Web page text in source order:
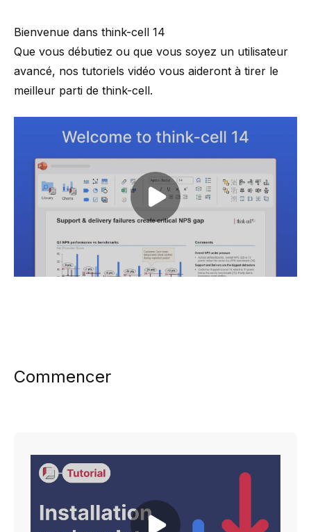
Bienvenue dans think-cell 14
Que vous débutiez ou que vous soyez un utilisateur
avancé, nos tutoriels vidéo vous aideront à tirer le
meilleur parti de think-cell.
Play video
Commencer